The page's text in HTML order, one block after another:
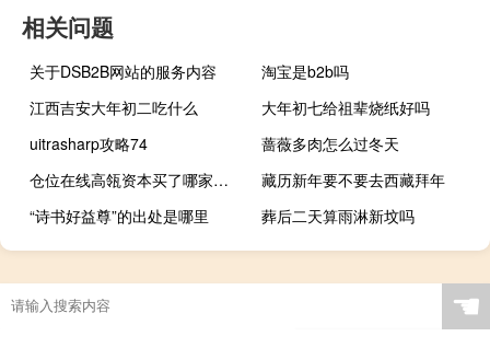
相关问题
关于DSB2B网站的服务内容
淘宝是b2b吗
江西吉安大年初二吃什么
大年初七给祖辈烧纸好吗
uitrasharp攻略74
蔷薇多肉怎么过冬天
仓位在线高瓴资本买了哪家公司
藏历新年要不要去西藏拜年
“诗书好益尊”的出处是哪里
葬后二天算雨淋新坟吗
先装门还是先刷乳胶漆
☚